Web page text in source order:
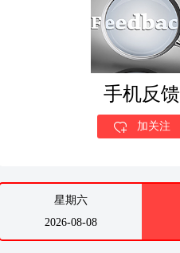
手机反馈
加关注
星期六
2026-08-08